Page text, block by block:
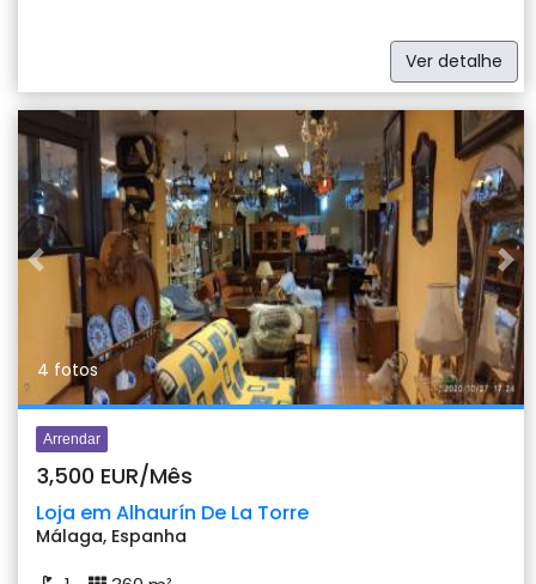
Ver detalhe
Previous
4 fotos
Arrendar
3,500 EUR/Mês
Loja em Alhaurín De La Torre
Málaga, Espanha